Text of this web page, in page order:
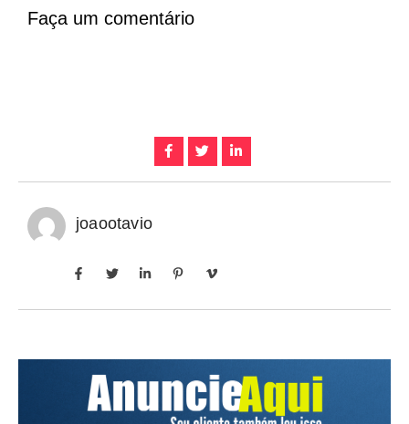
Faça um comentário
joaootavio